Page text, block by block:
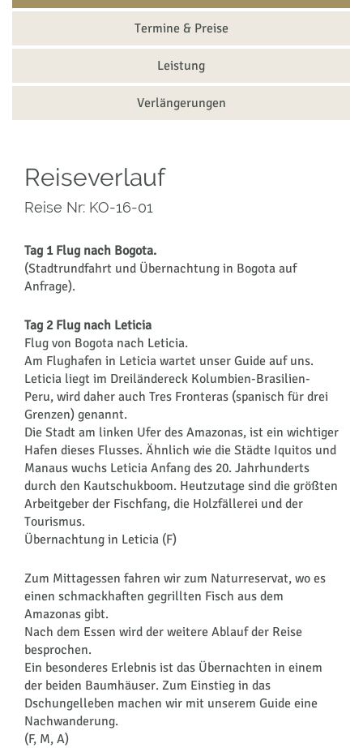
Termine & Preise
Leistung
Verlängerungen
Reiseverlauf
Reise Nr: KO-16-01
Tag 1 Flug nach Bogota.
(Stadtrundfahrt und Übernachtung in Bogota auf
Anfrage).
Tag 2 Flug nach Leticia
Flug von Bogota nach Leticia.
Am Flughafen in Leticia wartet unser Guide auf uns.
Leticia liegt im Dreiländereck Kolumbien-Brasilien-
Peru, wird daher auch Tres Fronteras (spanisch für drei
Grenzen) genannt.
Die Stadt am linken Ufer des Amazonas, ist ein wichtiger
Hafen dieses Flusses. Ähnlich wie die Städte Iquitos und
Manaus wuchs Leticia Anfang des 20. Jahrhunderts
durch den Kautschukboom. Heutzutage sind die größten
Arbeitgeber der Fischfang, die Holzfällerei und der
Tourismus.
Übernachtung in Leticia (F)
Zum Mittagessen fahren wir zum Naturreservat, wo es
einen schmackhaften gegrillten Fisch aus dem
Amazonas gibt.
Nach dem Essen wird der weitere Ablauf der Reise
besprochen.
Ein besonderes Erlebnis ist das Übernachten in einem
der beiden Baumhäuser. Zum Einstieg in das
Dschungelleben machen wir mit unserem Guide eine
Nachwanderung.
(F, M, A)